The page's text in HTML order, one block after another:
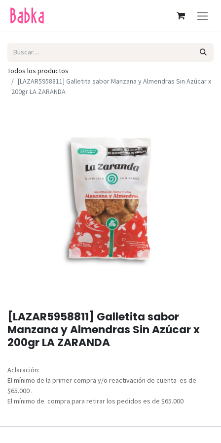
Todos los productos
[LAZAR5958811] Galletita sabor Manzana y Almendras Sin Azúcar x
200gr LA ZARANDA
[LAZAR5958811] Galletita sabor
Manzana y Almendras Sin Azúcar x
200gr LA ZARANDA
Aclaración:
El mínimo de la primer compra y/o reactivación de cuenta es de
$65.000 .
El mínimo de compra para retirar los pedidos es de $65.000